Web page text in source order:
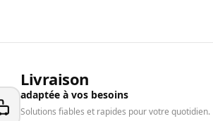
Livraison
adaptée à vos besoins
Solutions fiables et rapides pour votre quotidien.